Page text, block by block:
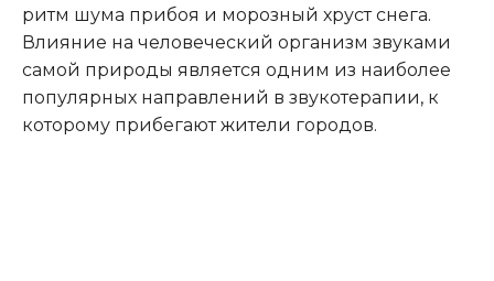
ритм шума прибоя и морозный хруст снега.
Влияние на человеческий организм звуками
самой природы является одним из наиболее
популярных направлений в звукотерапии, к
которому прибегают жители городов.